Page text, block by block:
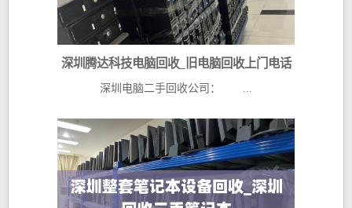
深圳腾达科技电脑回收_旧电脑回收上门电话
深圳电脑二手回收公司： ...